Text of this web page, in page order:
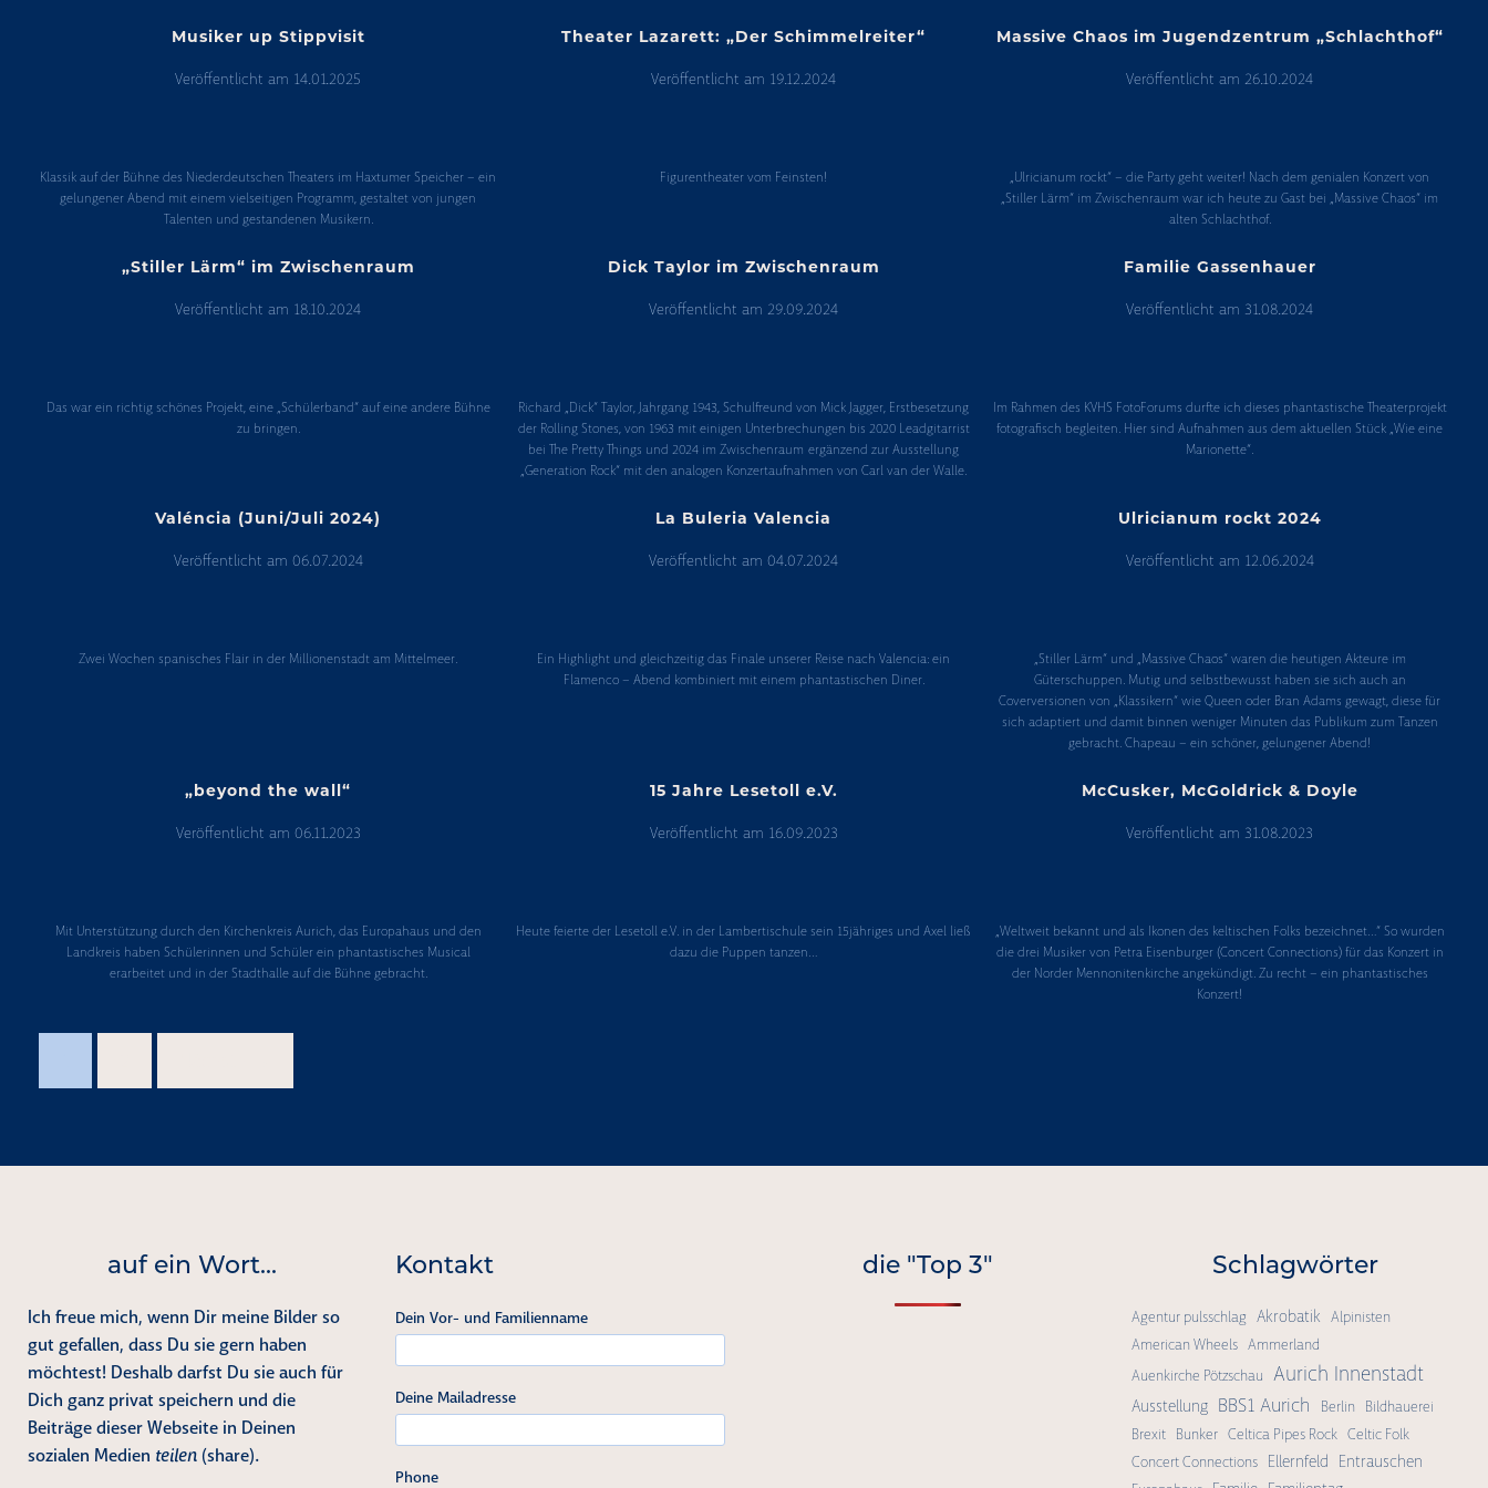
Musiker up Stippvisit
Veröffentlicht am 14.01.2025
Stippvisit
Klassik auf der Bühne des Niederdeutschen Theaters im Haxtumer Speicher – ein
gelungener Abend mit einem vielseitigen Programm, gestaltet von jungen
Talenten und gestandenen Musikern.
Theater Lazarett: „Der Schimmelreiter“
Veröffentlicht am 19.12.2024
Figurentheater vom Feinsten!
Massive Chaos im Jugendzentrum „Schlachthof“
Veröffentlicht am 26.10.2024
im
Jugendzentrum
„Ulricianum rockt“ – die Party geht weiter! Nach dem genialen Konzert von
„Stiller Lärm“ im Zwischenraum war ich heute zu Gast bei „Massive Chaos“ im
alten Schlachthof.
„Stiller Lärm“ im Zwischenraum
Veröffentlicht am 18.10.2024
im
Das war ein richtig schönes Projekt, eine „Schülerband“ auf eine andere Bühne
zu bringen.
Dick Taylor im Zwischenraum
Veröffentlicht am 29.09.2024
im
Zwischenraum
Richard „Dick“ Taylor, Jahrgang 1943, Schulfreund von Mick Jagger, Erstbesetzung
der Rolling Stones, von 1963 mit einigen Unterbrechungen bis 2020 Leadgitarrist
bei The Pretty Things und 2024 im Zwischenraum ergänzend zur Ausstellung
„Generation Rock“ mit den analogen Konzertaufnahmen von Carl van der Walle.
Familie Gassenhauer
Veröffentlicht am 31.08.2024
Im Rahmen des KVHS FotoForums durfte ich dieses phantastische Theaterprojekt
fotografisch begleiten. Hier sind Aufnahmen aus dem aktuellen Stück „Wie eine
Marionette“.
Valéncia (Juni/Juli 2024)
Veröffentlicht am 06.07.2024
Zwei Wochen spanisches Flair in der Millionenstadt am Mittelmeer.
La Buleria Valencia
Veröffentlicht am 04.07.2024
Valencia
Ein Highlight und gleichzeitig das Finale unserer Reise nach Valencia: ein
Flamenco – Abend kombiniert mit einem phantastischen Diner.
Ulricianum rockt 2024
Veröffentlicht am 12.06.2024
2024
„Stiller Lärm“ und „Massive Chaos“ waren die heutigen Akteure im
Güterschuppen. Mutig und selbstbewusst haben sie sich auch an
Coverversionen von „Klassikern“ wie Queen oder Bran Adams gewagt, diese für
sich adaptiert und damit binnen weniger Minuten das Publikum zum Tanzen
gebracht. Chapeau – ein schöner, gelungener Abend!
„beyond the wall“
Veröffentlicht am 06.11.2023
wall“
Mit Unterstützung durch den Kirchenkreis Aurich, das Europahaus und den
Landkreis haben Schülerinnen und Schüler ein phantastisches Musical
erarbeitet und in der Stadthalle auf die Bühne gebracht.
15 Jahre Lesetoll e.V.
Veröffentlicht am 16.09.2023
Lesetoll
Heute feierte der Lesetoll e.V. in der Lambertischule sein 15jähriges und Axel ließ
dazu die Puppen tanzen…
McCusker, McGoldrick & Doyle
Veröffentlicht am 31.08.2023
&
Doyle
„Weltweit bekannt und als Ikonen des keltischen Folks bezeichnet…“ So wurden
die drei Musiker von Petra Eisenburger (Concert Connections) für das Konzert in
der Norder Mennonitenkirche angekündigt. Zu recht – ein phantastisches
Konzert!
auf ein Wort...
Ich freue mich, wenn Dir meine Bilder so
gut gefallen, dass Du sie gern haben
möchtest! Deshalb darfst Du sie auch für
Dich ganz privat speichern und die
Beiträge dieser Webseite in Deinen
sozialen Medien teilen (share).
Kontakt
Dein Vor- und Familienname
Deine Mailadresse
Phone
die "Top 3" Schlagwörter
Agentur pulsschlag Akrobatik Alpinisten
American Wheels Ammerland
Auenkirche Pötzschau Aurich Innenstadt
Ausstellung BBS1 Aurich Berlin
Bildhauerei
Brexit
Bunker Celtica Pipes Rock Celtic Folk
Concert Connections
Ellernfeld Entrauschen